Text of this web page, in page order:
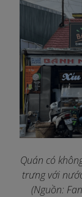
Quán có
trưng với
(Nguồn: